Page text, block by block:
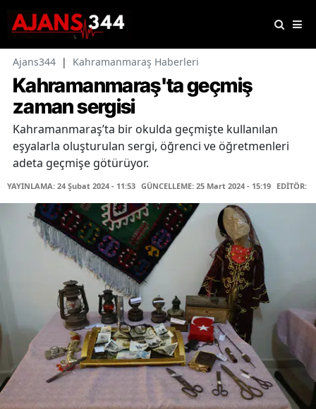
Ajans344 | Kahramanmaraş Haberleri
Kahramanmaraş'ta geçmiş
zaman sergisi
Kahramanmaraş’ta bir okulda geçmişte kullanılan
eşyalarla oluşturulan sergi, öğrenci ve öğretmenleri
adeta geçmişe götürüyor.
YAYINLAMA: 24 Şubat 2024 - 11:53 GÜNCELLEME: 25 Mart 2024 - 15:19 EDİTÖR: